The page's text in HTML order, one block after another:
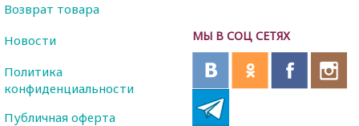
МЫ В СОЦ СЕТЯХ
Возврат товара
Новости
Политика
конфиденциальности
Публичная оферта